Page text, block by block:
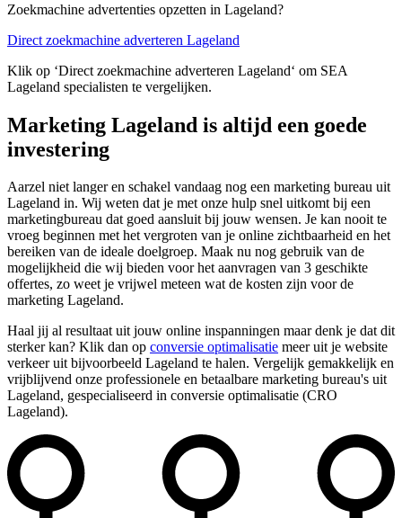
Zoekmachine advertenties opzetten in Lageland?
Direct zoekmachine adverteren Lageland
Klik op ‘Direct zoekmachine adverteren Lageland‘ om SEA
Lageland specialisten te vergelijken.
Marketing Lageland is altijd een goede
investering
Aarzel niet langer en schakel vandaag nog een marketing bureau uit
Lageland in. Wij weten dat je met onze hulp snel uitkomt bij een
marketingbureau dat goed aansluit bij jouw wensen. Je kan nooit te
vroeg beginnen met het vergroten van je online zichtbaarheid en het
bereiken van de ideale doelgroep. Maak nu nog gebruik van de
mogelijkheid die wij bieden voor het aanvragen van 3 geschikte
offertes, zo weet je vrijwel meteen wat de kosten zijn voor de
marketing Lageland.
Haal jij al resultaat uit jouw online inspanningen maar denk je dat dit
sterker kan? Klik dan op conversie optimalisatie meer uit je website
verkeer uit bijvoorbeeld Lageland te halen. Vergelijk gemakkelijk en
vrijblijvend onze professionele en betaalbare marketing bureau's uit
Lageland, gespecialiseerd in conversie optimalisatie (CRO
Lageland).